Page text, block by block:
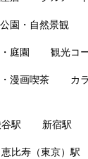
園・自然景観
庭園 観光コ
漫画喫茶 カ
駅 新宿駅
恵比寿（東京）駅